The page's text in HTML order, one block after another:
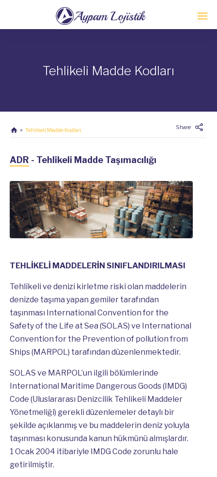
Tehlikeli Madde Kodları
Tehlikeli Madde Kodları Share
ADR - Tehlikeli Madde Taşımacılığı
TEHLİKELİ MADDELERİN SINIFLANDIRILMASI
Tehlikeli ve denizi kirletme riski olan maddelerin
denizde taşıma yapan gemiler tarafından
taşınması International Convention for the
Safety of the Life at Sea (SOLAS) ve International
Convention for the Prevention of pollution from
Ships (MARPOL) tarafından düzenlenmektedir.
SOLAS ve MARPOL’un ilgili bölümlerinde
International Maritime Dangerous Goods (IMDG)
Code (Uluslararası Denizcilik Tehlikeli Maddeler
Yönetmeliği) gerekli düzenlemeler detaylı bir
şekilde açıklanmış ve bu maddelerin deniz yoluyla
taşınması konusunda kanun hükmünü almışlardır.
1 Ocak 2004 itibariyle IMDG Code zorunlu hale
getirilmiştir.